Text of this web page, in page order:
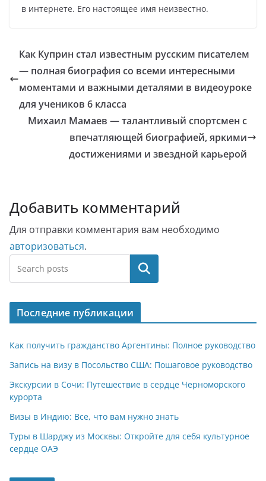
в интернете. Его настоящее имя неизвестно.
Как Куприн стал известным русским писателем
— полная биография со всеми интересными
моментами и важными деталями в видеоуроке
для учеников 6 класса
Михаил Мамаев — талантливый спортсмен с
впечатляющей биографией, яркими
достижениями и звездной карьерой
Добавить комментарий
Для отправки комментария вам необходимо
авторизоваться.
Поиск
Последние публикации
Как получить гражданство Аргентины: Полное руководство
Запись на визу в Посольство США: Пошаговое руководство
Экскурсии в Сочи: Путешествие в сердце Черноморского
курорта
Визы в Индию: Все, что вам нужно знать
Туры в Шарджу из Москвы: Откройте для себя культурное
сердце ОАЭ